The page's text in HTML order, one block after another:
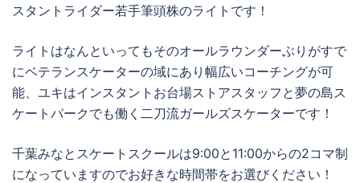
スタントライダー若手筆頭株のライトです！
ライトはなんといってもそのオールラウンダーぶりがすで
にベテランスケーターの域にあり幅広いコーチングが可
能、ユキはインスタントお台場ストアスタッフと夢の島ス
ケートパークでも働く二刀流ガールズスケーターです！
千葉みなとスケートスクールは9:00と11:00からの2コマ制
になっていますのでお好きな時間帯をお選びください！